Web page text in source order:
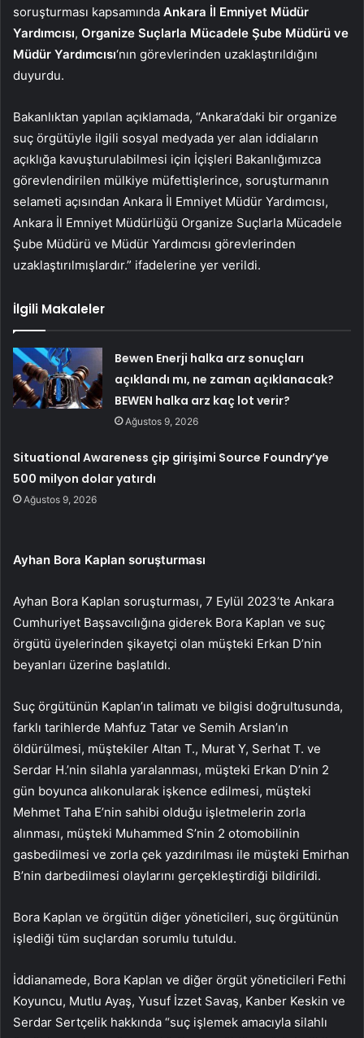
soruşturması kapsamında Ankara İl Emniyet Müdür
Yardımcısı, Organize Suçlarla Mücadele Şube Müdürü ve
Müdür Yardımcısı‘nın görevlerinden uzaklaştırıldığını
duyurdu.
Bakanlıktan yapılan açıklamada, “Ankara’daki bir organize
suç örgütüyle ilgili sosyal medyada yer alan iddiaların
açıklığa kavuşturulabilmesi için İçişleri Bakanlığımızca
görevlendirilen mülkiye müfettişlerince, soruşturmanın
selameti açısından Ankara İl Emniyet Müdür Yardımcısı,
Ankara İl Emniyet Müdürlüğü Organize Suçlarla Mücadele
Şube Müdürü ve Müdür Yardımcısı görevlerinden
uzaklaştırılmışlardır.” ifadelerine yer verildi.
İlgili Makaleler
Bewen Enerji halka arz sonuçları
açıklandı mı, ne zaman açıklanacak?
BEWEN halka arz kaç lot verir?
Ağustos 9, 2026
Situational Awareness çip girişimi Source Foundry’ye
500 milyon dolar yatırdı
Ağustos 9, 2026
Ayhan Bora Kaplan soruşturması
Ayhan Bora Kaplan soruşturması, 7 Eylül 2023’te Ankara
Cumhuriyet Başsavcılığına giderek Bora Kaplan ve suç
örgütü üyelerinden şikayetçi olan müşteki Erkan D’nin
beyanları üzerine başlatıldı.
Suç örgütünün Kaplan’ın talimatı ve bilgisi doğrultusunda,
farklı tarihlerde Mahfuz Tatar ve Semih Arslan’ın
öldürülmesi, müştekiler Altan T., Murat Y, Serhat T. ve
Serdar H.’nin silahla yaralanması, müşteki Erkan D’nin 2
gün boyunca alıkonularak işkence edilmesi, müşteki
Mehmet Taha E’nin sahibi olduğu işletmelerin zorla
alınması, müşteki Muhammed S’nin 2 otomobilinin
gasbedilmesi ve zorla çek yazdırılması ile müşteki Emirhan
B’nin darbedilmesi olaylarını gerçekleştirdiği bildirildi.
Bora Kaplan ve örgütün diğer yöneticileri, suç örgütünün
işlediği tüm suçlardan sorumlu tutuldu.
İddianamede, Bora Kaplan ve diğer örgüt yöneticileri Fethi
Koyuncu, Mutlu Ayaş, Yusuf İzzet Savaş, Kanber Keskin ve
Serdar Sertçelik hakkında “suç işlemek amacıyla silahlı